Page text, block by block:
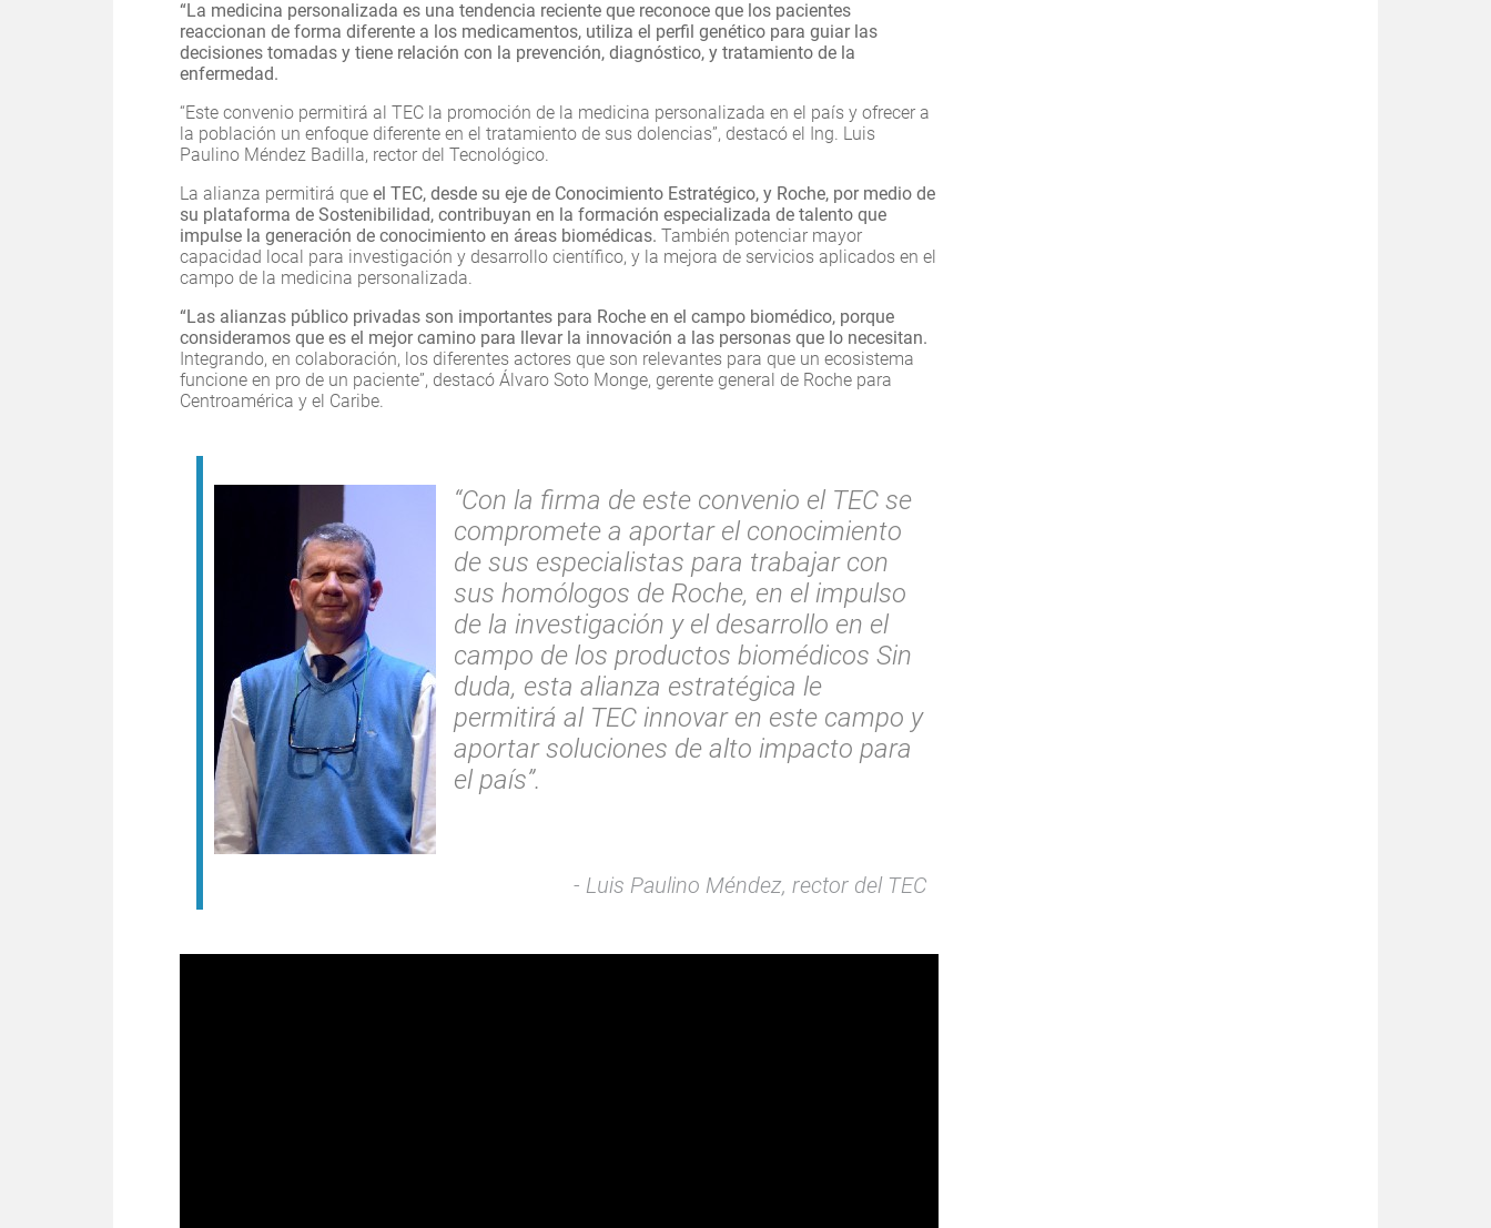
“La medicina personalizada es una tendencia reciente que reconoce que los pacientes
reaccionan de forma diferente a los medicamentos, utiliza el perfil genético para guiar las
decisiones tomadas y tiene relación con la prevención, diagnóstico, y tratamiento de la
enfermedad.
“Este convenio permitirá al TEC la promoción de la medicina personalizada en el país y ofrecer a
la población un enfoque diferente en el tratamiento de sus dolencias”, destacó el Ing. Luis
Paulino Méndez Badilla, rector del Tecnológico.
La alianza permitirá que el TEC, desde su eje de Conocimiento Estratégico, y Roche, por medio de
su plataforma de Sostenibilidad, contribuyan en la formación especializada de talento que
impulse la generación de conocimiento en áreas biomédicas. También potenciar mayor
capacidad local para investigación y desarrollo científico, y la mejora de servicios aplicados en el
campo de la medicina personalizada.
“Las alianzas público privadas son importantes para Roche en el campo biomédico, porque
consideramos que es el mejor camino para llevar la innovación a las personas que lo necesitan.
Integrando, en colaboración, los diferentes actores que son relevantes para que un ecosistema
funcione en pro de un paciente”, destacó Álvaro Soto Monge, gerente general de Roche para
Centroamérica y el Caribe.
“Con la firma de este convenio el TEC se
compromete a aportar el conocimiento
de sus especialistas para trabajar con
sus homólogos de Roche, en el impulso
de la investigación y el desarrollo en el
campo de los productos biomédicos Sin
duda, esta alianza estratégica le
permitirá al TEC innovar en este campo y
aportar soluciones de alto impacto para
el país”.
Luis Paulino Méndez, rector del TEC